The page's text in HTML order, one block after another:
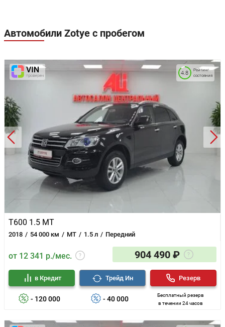
Автомобили Zotye с пробегом
T600 1.5 MT
2018 54 000 км MT 1.5 л Передний
Рейтинг
состояния
4.8
от 12 341 р./мес. 904 490 ₽
- 120 000
в Кредит
- 40 000
Трейд Ин
Бесплатный резерв
в течении 24 часов
Резерв